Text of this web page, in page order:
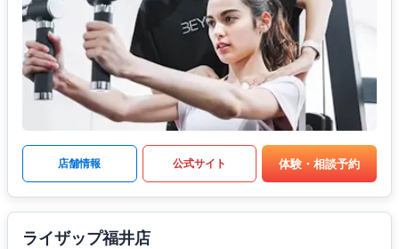
店舗情報 公式サイト 体験・相談予約
ライザップ福井店